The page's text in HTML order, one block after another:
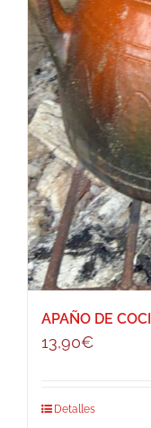
APAÑO DE
13,90€
Detalles